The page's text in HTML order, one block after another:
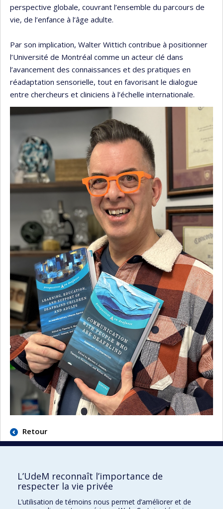
perspective globale, couvrant l’ensemble du parcours de
vie, de l’enfance à l’âge adulte.
Par son implication, Walter Wittich contribue à positionner
l’Université de Montréal comme un acteur clé dans
l’avancement des connaissances et des pratiques en
réadaptation sensorielle, tout en favorisant le dialogue
entre chercheurs et cliniciens à l’échelle internationale.
Retour
École d'optométrie
L’UdeM reconnaît l’importance de
respecter la vie privée
L’utilisation de témoins nous permet d’améliorer et de